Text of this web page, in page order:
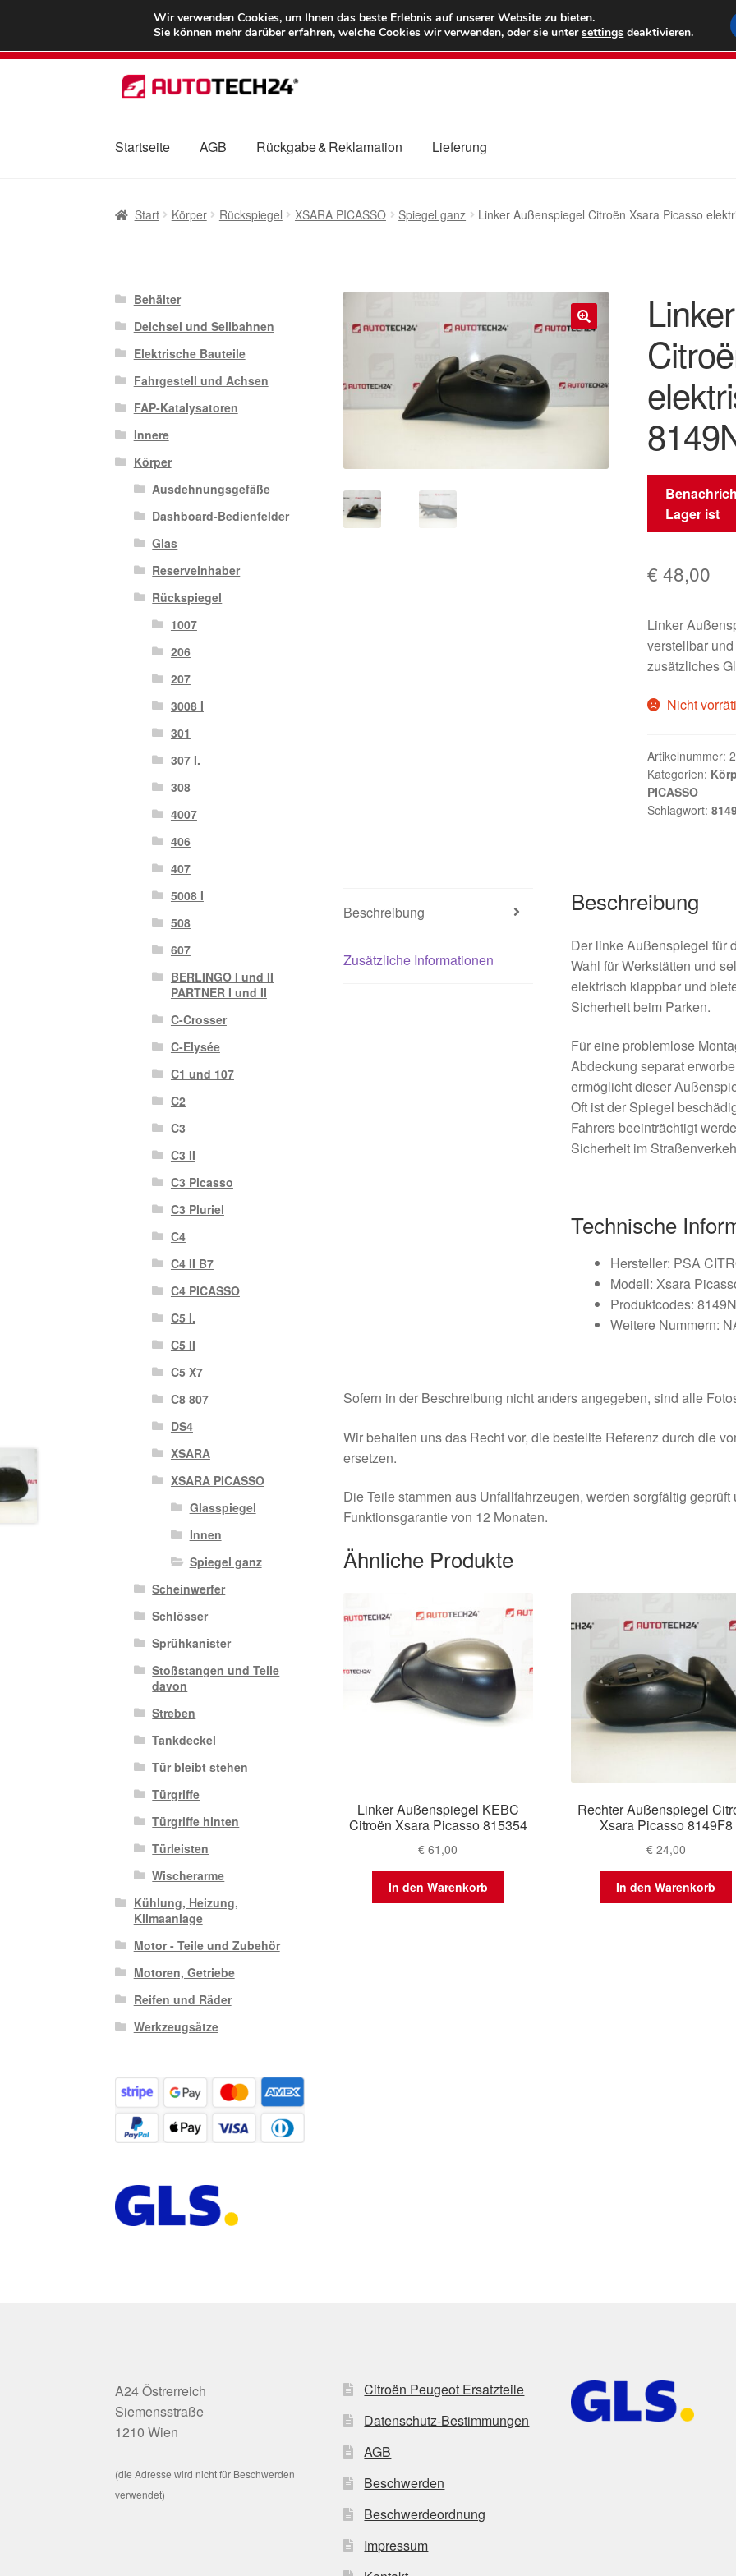
LIEFERUNG ab 6 EUR
(800)
Zur
Navigation
Zum
Inhalt
Startseite
AGB Rückgabe & Reklamation Lieferung
Start Körper Rückspiegel XSARA PICASSO Spiegel ganz Linker Außenspiegel Citroën Xsara Picasso
Lager ist
€ 48,00
Linker
verstellbar
zusätzliches
Nicht
Artikelnummer:
Kategorien:
PICASSO
Schlagwort:
Beschreibung
Zusätzliche Informationen
Beschreibung
Der linke Außenspiegel für
Wahl für Werkstätten und
elektrisch klappbar und
Sicherheit beim Parken.
Für eine problemlose
Abdeckung separat
ermöglicht dieser
Oft ist der Spiegel
Fahrers beeinträchtigt
Sicherheit im
Technische
Hersteller: PSA
Modell: Xsara
Produktcodes:
Weitere Nummern:
Sofern in der Beschreibung nicht anders angegeben, sind alle
Wir behalten uns das Recht vor, die bestellte Referenz durch die
ersetzen.
Die Teile stammen aus Unfallfahrzeugen, werden sorgfältig
Funktionsgarantie von 12 Monaten.
Ähnliche Produkte
Linker Außenspiegel KEBC
Citroën Xsara Picasso 815354
€ 61,00
In den Warenkorb
Rechter Außenspiegel
Xsara Picasso 8149F8
€24,00
In den Warenkorb
Behälter
Deichsel und Seilbahnen
Elektrische Bauteile
Fahrgestell und Achsen
FAP-Katalysatoren
Innere
Körper
Ausdehnungsgefäße
Dashboard-Bedienfelder
Glas
Reserveinhaber
Rückspiegel
1007
206
207
3008 I
301
307 I.
308
4007
406
407
5008 I
508
607
BERLINGO I und II
PARTNER I und II
C-Crosser
C-Elysée
C1 und 107
C2
C3
C3 II
C3 Picasso
C3 Pluriel
C4
C4 II B7
C4 PICASSO
C5 I.
C5 II
C5 X7
C8 807
DS4
XSARA
XSARA PICASSO
Glasspiegel
Innen
Spiegel ganz
Scheinwerfer
Schlösser
Sprühkanister
Stoßstangen und Teile
davon
Streben
Tankdeckel
Tür bleibt stehen
Türgriffe
Türgriffe hinten
Türleisten
Wischerarme
Kühlung, Heizung,
Klimaanlage
Motor - Teile und Zubehör
Motoren, Getriebe
Reifen und Räder
Werkzeugsätze
A24 Östrerreich
Siemensstraße
1210 Wien
(die Adresse wird nicht für Beschwerden
verwendet)
Citroën Peugeot Ersatzteile
Datenschutz-Bestimmungen
AGB
Beschwerden
Beschwerdeordnung
Impressum
Wir verwenden Cookies, um Ihnen das beste Erlebnis auf unserer Website zu bieten.
Sie können mehr darüber erfahren, welche Cookies wir verwenden, oder sie untersettings deaktivieren.